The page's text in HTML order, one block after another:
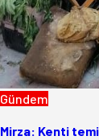
Gündem
Mirza: Kenti